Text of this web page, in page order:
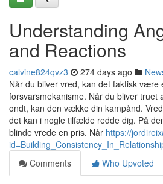
Understanding
and Reactions
calvine824qvz3 274 days ago
Når du bliver vred, kan det faktisk være
forsvarsmekanisme. Når du bliver truet
ondt, kan den vække din kampånd.
det kan i nogle tilfælde redde dig. På
blinde vrede en pris. Når https://
Comments
Who Upvoted